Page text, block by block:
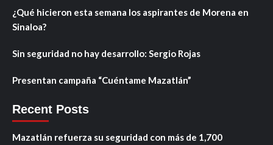
¿Qué hicieron esta semana los aspirantes de Morena en
Sinaloa?
Sin seguridad no hay desarrollo: Sergio Rojas
Presentan campaña “Cuéntame Mazatlán”
Recent Posts
Mazatlán refuerza su seguridad con más de 1,700